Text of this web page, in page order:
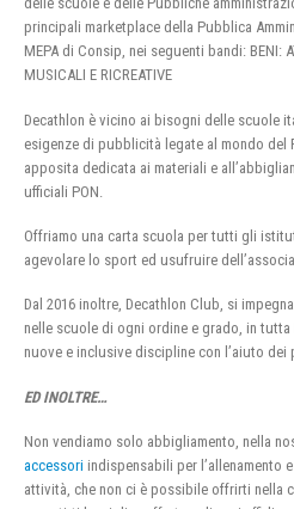
principali marketplace della Pubblica
MEPA di Consip, nei seguenti bandi: BENI:
MUSICALI E RICREATIVE
Decathlon è vicino ai bisogni delle scuole
esigenze di pubblicità legate al mondo del
apposita dedicata ai materiali e
ufficiali PON.
Offriamo una carta scuola per tutti gli
agevolare lo sport ed usufruire
Dal 2016 inoltre, Decathlon Club, si
nelle scuole di ogni ordine e grado, in
nuove e inclusive discipline con l’aiuto
ED INOLTRE…
Non vendiamo solo abbigliamento, nella
accessori indispensabili per l’allenamento
attività, che non ci è possibile offrirti nella